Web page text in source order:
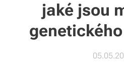
jaké jsou